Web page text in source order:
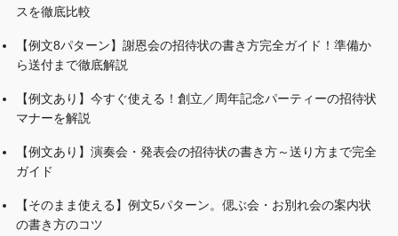
スを徹底比較
【例文8パターン】謝恩会の招待状の書き方完全ガイド！準備か
ら送付まで徹底解説
【例文あり】今すぐ使える！創立／周年記念パーティーの招待状
マナーを解説
【例文あり】演奏会・発表会の招待状の書き方～送り方まで完全
ガイド
【そのまま使える】例文5パターン。偲ぶ会・お別れ会の案内状
の書き方のコツ